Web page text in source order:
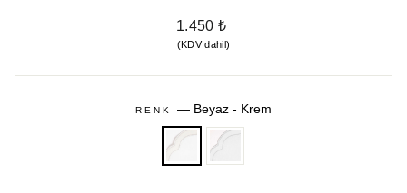
Normal
fiyat
1.450 ₺
(KDV dahil)
RENK— Beyaz - Krem